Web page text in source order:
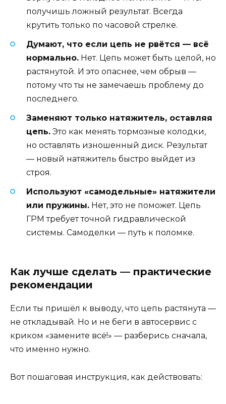
получишь ложный результат. Всегда
крутить только по часовой стрелке.
Думают, что если цепь не рвётся — всё
нормально. Нет. Цепь может быть целой, но
растянутой. И это опаснее, чем обрыв —
потому что ты не замечаешь проблему до
последнего.
Заменяют только натяжитель, оставляя
цепь. Это как менять тормозные колодки,
но оставлять изношенный диск. Результат
— новый натяжитель быстро выйдет из
строя.
Используют «самодельные» натяжители
или пружины. Нет, это не поможет. Цепь
ГРМ требует точной гидравлической
системы. Самоделки — путь к поломке.
Как лучше сделать — практические
рекомендации
Если ты пришёл к выводу, что цепь растянута —
не откладывай. Но и не беги в автосервис с
криком «замените всё!» — разберись сначала,
что именно нужно.
Вот пошаговая инструкция, как действовать: